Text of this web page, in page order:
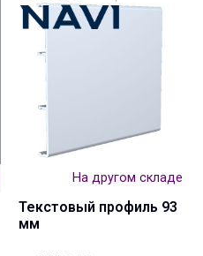
На другом складе
Текстовый профиль 93
мм